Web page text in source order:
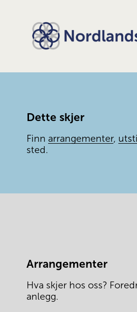
Dette skjer
Finn arrangementer,
sted.
Arrangementer
Hva skjer hos oss?
anlegg.